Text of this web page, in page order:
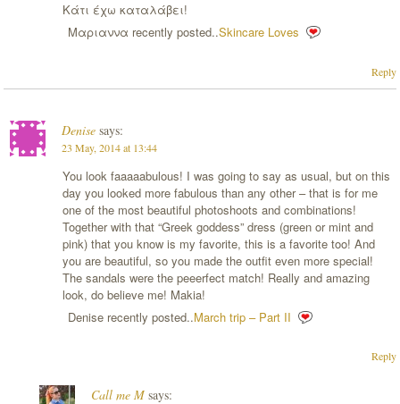
Κάτι έχω καταλάβει!
Μαριαννα recently posted..Skincare Loves
Reply
Denise says:
23 May, 2014 at 13:44
You look faaaaabulous! I was going to say as usual, but on this
day you looked more fabulous than any other – that is for me
one of the most beautiful photoshoots and combinations!
Together with that “Greek goddess” dress (green or mint and
pink) that you know is my favorite, this is a favorite too! And
you are beautiful, so you made the outfit even more special!
The sandals were the peeerfect match! Really and amazing
look, do believe me! Makia!
Denise recently posted..March trip – Part II
Reply
Call me M says: